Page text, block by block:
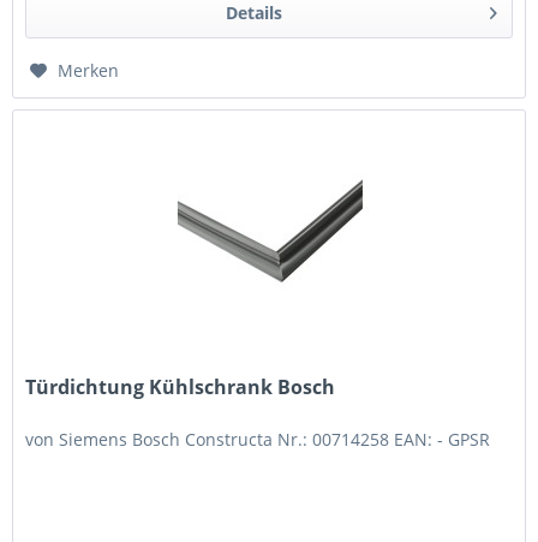
Details
Merken
Türdichtung Kühlschrank Bosch
von Siemens Bosch Constructa Nr.: 00714258 EAN: - GPSR